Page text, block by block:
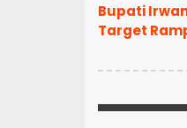
Bupati
Target